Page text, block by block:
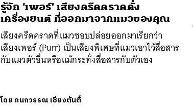
รู้จัก ‘เพอร์’ เสียงครืดคราดดั่ง
เครื่องยนต์ ที่ออกมาจากแมวของคุณ
เสียงครืดคราดที่แมวชอบปล่อยออกมาเรียกว่า
เสียงเพอร์ (Purr) เป็นเสียงพิเศษที่แมวเอาไว้สื่อสาร
กับแมวตัวอื่นหรือแม้กระทั่งสื่อสารกับตัวเอง
โดย กนกวรรณ เชียงตันติ์